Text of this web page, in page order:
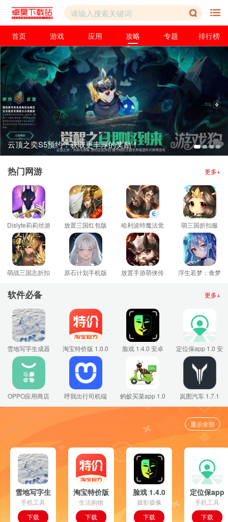
首页 游戏 应用 攻略 专题 排行榜
云顶之奕S5预约：获取更丰厚的奖励！
热门网游 更多+
Dislyte莉莉丝游
戏 1.0.0 安卓版
放置三国红包版
于荣光代言
1.002 安卓版
哈利波特魔法觉
醒台服
4.20.20808 安卓
版
萌三国折扣服
1.0.1 安卓版
萌战三国志折扣
原石计划手机版
放置手游萌侠传
浮生若梦：食梦
软件必备 更多+
雪地写字生成器
1.0.0 安卓版
淘宝特价版 1.0.0
安卓版
脸戏 1.4.0 安卓
定位保app 1.0 安
卓版
OPPO应用商店
呼我出行司机端
蚂蚁买菜app 1.0
岚图汽车 1.7.1
显示全部
雪地写字生
成器 1.0.0
安卓版
手机工具
下载
淘宝特价版
1.0.0 安卓
版
生活购物
下载
脸戏 1.4.0
安卓版
摄影摄像
下载
定位保app
1.0 安卓版
手机工具
下载